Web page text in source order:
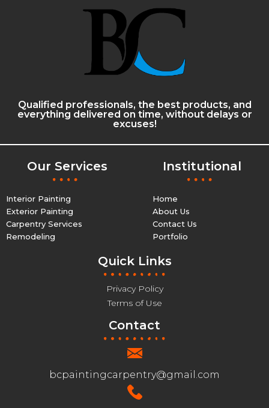
Qualified professionals, the best products, and
everything delivered on time, without delays or
excuses!
Our Services
Interior Painting
Exterior Painting
Carpentry Services
Remodeling
Institutional
Home
About Us
Contact Us
Portfolio
Quick Links
Privacy Policy
Terms of Use
Contact
bcpaintingcarpentry@gmail.com